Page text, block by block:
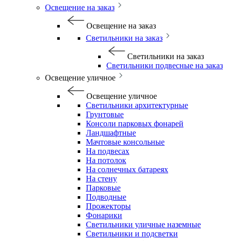
Освещение на заказ
Освещение на заказ
Светильники на заказ
Светильники на заказ
Светильники подвесные на заказ
Освещение уличное
Освещение уличное
Светильники архитектурные
Грунтовые
Консоли парковых фонарей
Ландшафтные
Мачтовые консольные
На подвесах
На потолок
На солнечных батареях
На стену
Парковые
Подводные
Прожекторы
Фонарики
Светильники уличные наземные
Светильники и подсветки